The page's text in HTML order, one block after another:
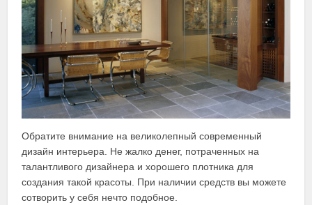
Обратите внимание на великолепный современный
дизайн интерьера. Не жалко денег, потраченных на
талантливого дизайнера и хорошего плотника для
создания такой красоты. При наличии средств вы можете
сотворить у себя нечто подобное.